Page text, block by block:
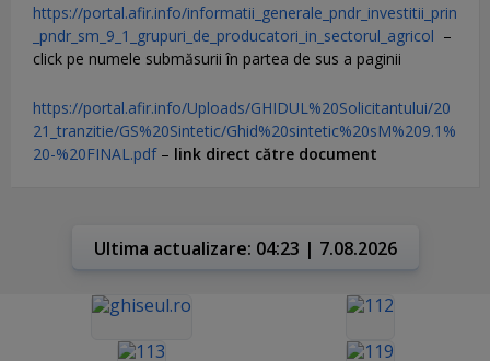
https://portal.afir.info/informatii_generale_pndr_investitii_prin
_pndr_sm_9_1_grupuri_de_producatori_in_sectorul_agricol –
click pe numele submăsurii în partea de sus a paginii
https://portal.afir.info/Uploads/GHIDUL%20Solicitantului/20
21_tranzitie/GS%20Sintetic/Ghid%20sintetic%20sM%209.1%
20-%20FINAL.pdf– link direct către document
Ultima actualizare: 04:23 | 7.08.2026